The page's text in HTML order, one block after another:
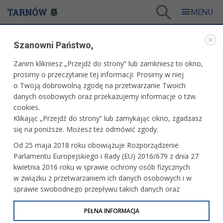
Święto 16. Pułku Piechoty i 5.Pułku Strzelców Konnych
WARTO ZOBACZYĆ
ŚWIĘTO 16. PUŁKU PIECHOTY I 5.PUŁKU
STRZELCÓW KONNYCH
31.05.2026, 19:09 fot. Tomasz Schenk
Szanowni Państwo,
Zanim klikniesz „Przejdź do strony” lub zamkniesz to okno,
prosimy o przeczytanie tej informacji. Prosimy w niej
o Twoją dobrowolną zgodę na przetwarzanie Twoich
danych osobowych oraz przekazujemy informacje o tzw.
cookies.
Klikając „Przejdź do strony” lub zamykając okno, zgadzasz
się na poniższe. Możesz też odmówić zgody.
Od 25 maja 2018 roku obowiązuje Rozporządzenie
Parlamentu Europejskiego i Rady (EU) 2016/679 z dnia 27
kwietnia 2016 roku w sprawie ochrony osób fizycznych
w związku z przetwarzaniem ich danych osobowych i w
sprawie swobodnego przepływu takich danych oraz
uchylenia dyrektywy 95/46/WE (określane jako RODO, GDPR
lub Ogólne Rozporządzenie o Ochronie Danych
PEŁNA INFORMACJA